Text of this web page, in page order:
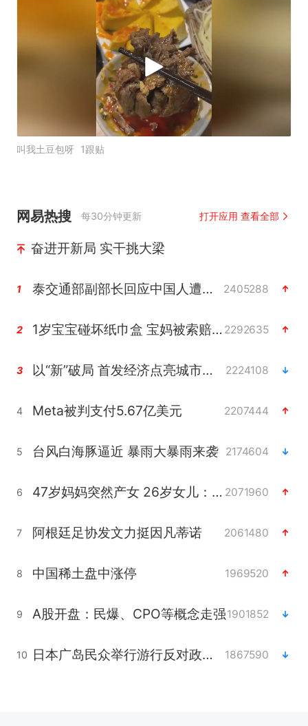
叫我土豆包呀 1跟贴
网易热搜 每30分钟更新 打开应用 查看全部
奋进开新局 实干挑大梁
1 泰交通部副部长回应中国人遭歧视手势 2405288
2 1岁宝宝碰坏纸巾盒 宝妈被索赔924元 2292635
3 以“新”破局 首发经济点亮城市消费活力 2224108
4 Meta被判支付5.67亿美元 2207444
5 台风白海豚逼近 暴雨大暴雨来袭 2174604
6 47岁妈妈突然产女 26岁女儿：很震惊 2071960
7 阿根廷足协发文力挺因凡蒂诺 2061480
8 中国稀土盘中涨停 1969520
9 A股开盘：民爆、CPO等概念走强1901852
10 日本广岛民众举行游行反对政府行径 1867590